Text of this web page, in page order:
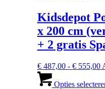
Kidsdepot
x 200 cm
+ 2 gratis
€487,00 - €555,00
Opties